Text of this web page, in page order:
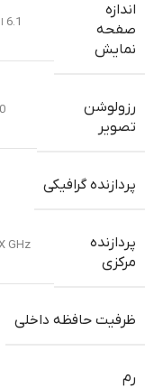
اندازه
صفحه
نمایش
رزولوشن
تصویر
پردازنده گرافیکی
پردازنده
مرکزی
GHz
ظرفیت حافظه داخلی
رم